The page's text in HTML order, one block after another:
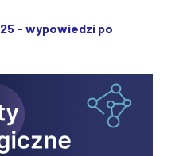
- wypowiedzi po